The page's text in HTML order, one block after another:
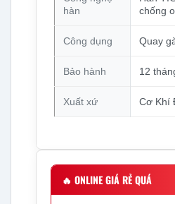
hàn
chống
Công dụng Quay
Bảo hành 12
Xuất xứ Cơ Khí
🔥 ONLINE GIÁ RẺ QUÁ